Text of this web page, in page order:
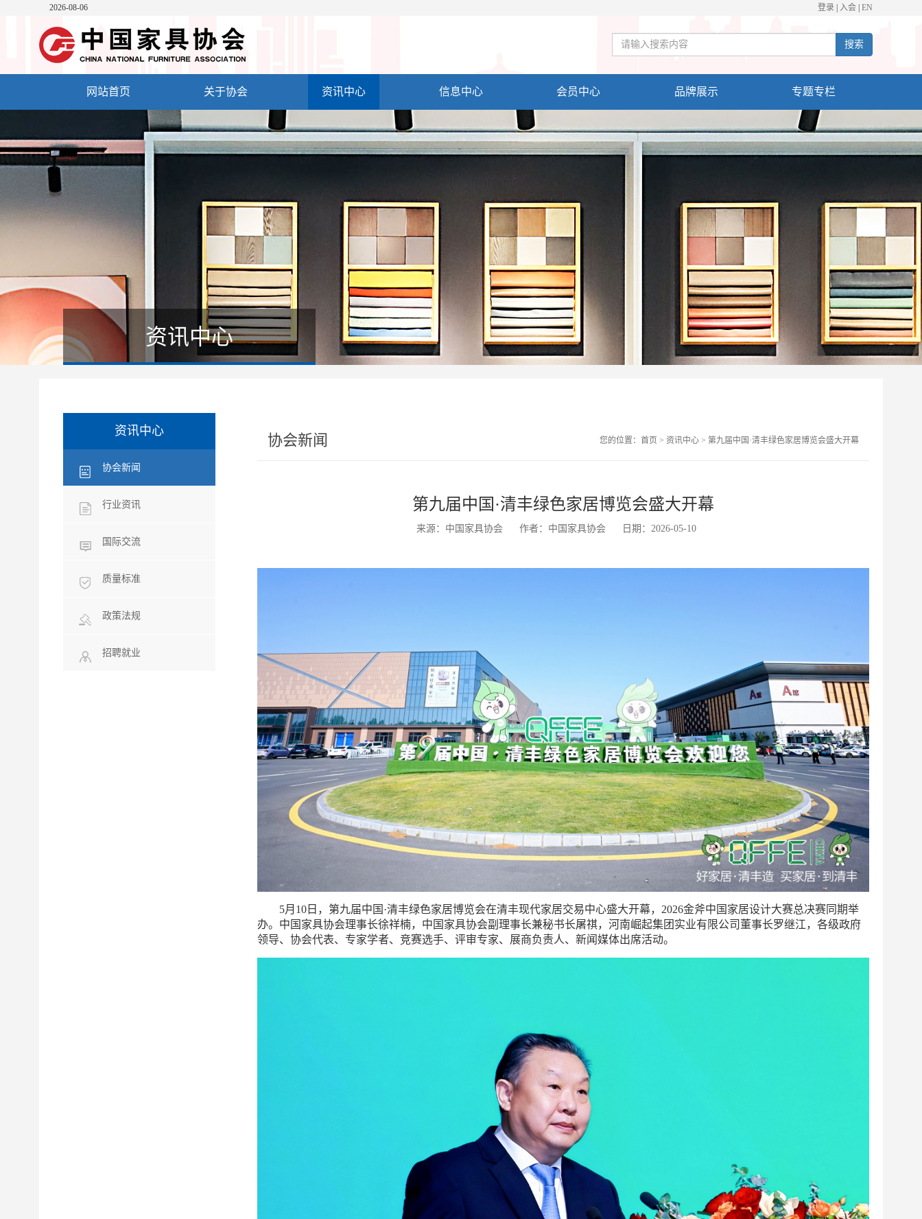
2026-08-06 登录 入会 EN
搜索
网站首页 关于协会 资讯中心 信息中心 会员中心 品牌展示 专题专栏
资讯中心
资讯中心
协会新闻
行业资讯
国际交流
质量标准
政策法规
招聘就业
协会新闻 您的位置： 首页 > 资讯中心> 第九届中国·清丰绿色家居博览会盛大开幕
第九届中国·清丰绿色家居博览会盛大开幕
来源：中国家具协会 作者：中国家具协会 日期：2026-05-10
5月10日，第九届中国·清丰绿色家居博览会在清丰现代家居交易中心盛大开幕，2026金斧中国家居设计大赛总决赛同期举
办。中国家具协会理事长徐祥楠，中国家具协会副理事长兼秘书长屠祺，河南崛起集团实业有限公司董事长罗继江，各级政府
领导、协会代表、专家学者、竞赛选手、评审专家、展商负责人、新闻媒体出席活动。